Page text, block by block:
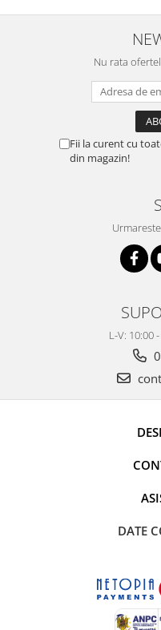
Nu rata
Fii la curent cu
din magazin!
L-V: 10:00
DATE